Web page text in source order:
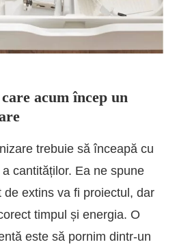
acum încep un
trebuie să înceapă cu
cantităților. Ea ne spune
extins va fi proiectul, dar
timpul și energia. O
este să pornim dintr-un